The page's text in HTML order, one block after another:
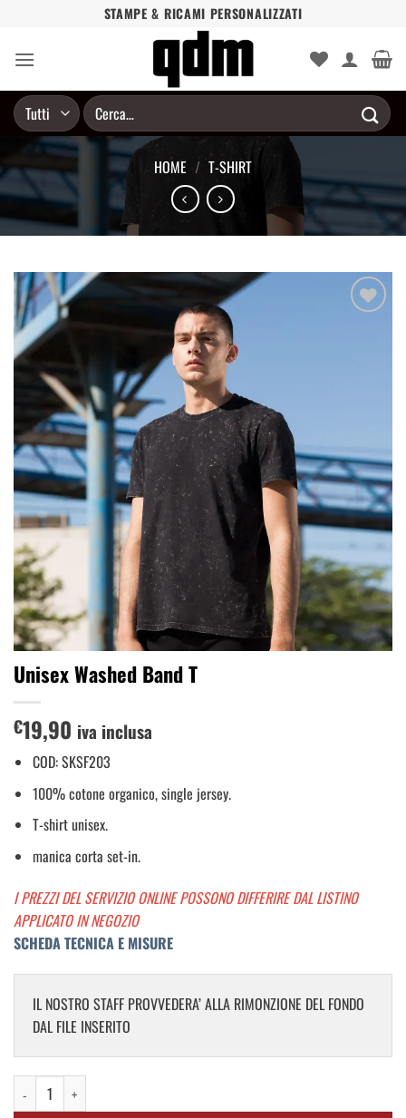
contenuti
STAMPE & RICAMI PERSONALIZZATI
Cerca:
HOME / T-SHIRT
Unisex Washed Band T
€19,90 iva inclusa
COD: SKSF203
100% cotone organico, single jersey.
T-shirt unisex.
manica corta set-in.
I PREZZI DEL SERVIZIO ONLINE POSSONO DIFFERIRE DAL LISTINO
APPLICATO IN NEGOZIO
SCHEDA TECNICA E MISURE
IL NOSTRO STAFF PROVVEDERA’ ALLA RIMONZIONE DEL FONDO
DAL FILE INSERITO
Unisex Washed Band T quantità